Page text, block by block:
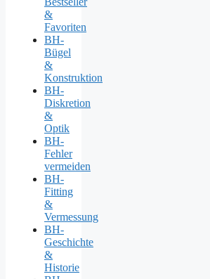
&
Favoriten
BH-
Bügel
&
Konstruktion
BH-
Diskretion
&
Optik
BH-
Fehler
vermeiden
BH-
Fitting
&
Vermessung
BH-
Geschichte
&
Historie